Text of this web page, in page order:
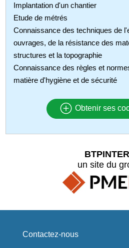
Implantation d'un chantier
Etude de métrés
Connaissance des techniques de
ouvrages, de la résistance des
structures et la topographie
Connaissance des règles et
matière d'hygiène et de sécurité
Obtenir ses
un site du
Contactez-nous